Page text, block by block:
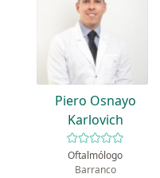
Piero Osnayo
Karlovich
Oftalmólogo
Barranco